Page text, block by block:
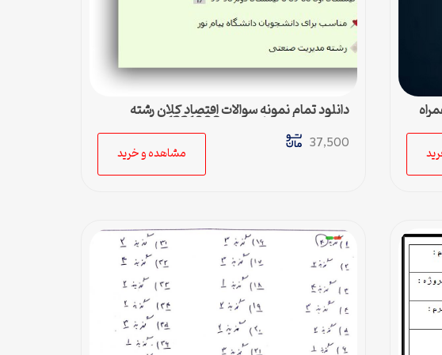
دانلود تمام نمونه سوالات اقتصاد کلان رشته
مدیریت دولتی پیام نور کد 1221006
37,500
مشاهده و خرید